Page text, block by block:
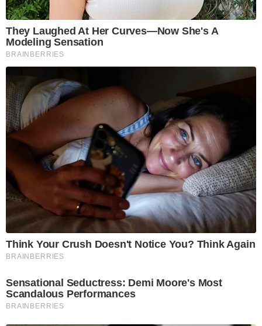
They Laughed At Her Curves—Now She's A
Modeling Sensation
BRAINBERRIES
Think Your Crush Doesn't Notice You? Think Again
BRAINBERRIES
Sensational Seductress: Demi Moore's Most
Scandalous Performances
BRAINBERRIES